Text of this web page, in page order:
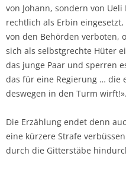
von Johann, sondern von
rechtlich als Erbin
von den Behörden verboten,
sich als selbstgrechte Hüter
das junge Paar und sperren
das für eine Regierung … die
deswegen in den Turm wirft!».
Die Erzählung endet denn
eine kürzere Strafe
durch die Gitterstäbe